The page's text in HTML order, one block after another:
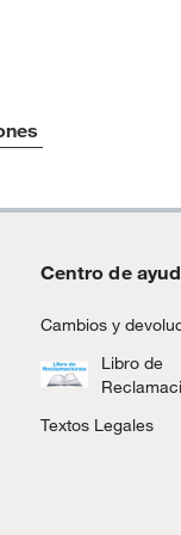
Centro de
Cambios y
Libro de
Textos Legales